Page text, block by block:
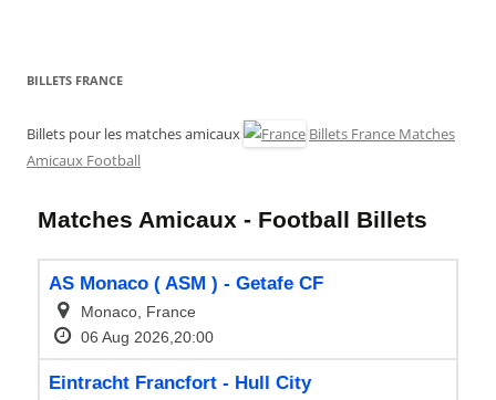
BILLETS FRANCE
Billets pour les matches amicaux
Billets France Matches
Amicaux Football